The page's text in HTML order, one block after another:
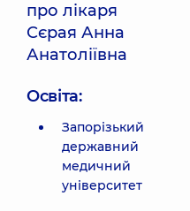
про лікаря
Сєрая Анна
Анатоліївна
Освіта:
Запорізький
державний
медичний
університет